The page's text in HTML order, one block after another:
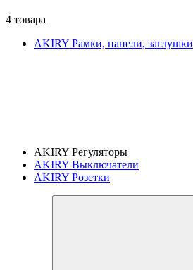
4 товара
AKIRY Рамки, панели, заглушки
AKIRY Регуляторы
AKIRY Выключатели
AKIRY Розетки